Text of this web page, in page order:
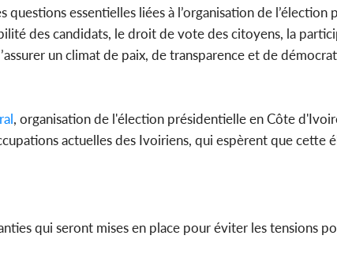
essentielles liées à l’organisation de l’élection
des candidats, le droit de vote des citoyens, la
un climat de paix, de transparence et de
, organisation de l'élection présidentielle en Côte
actuelles des Ivoiriens, qui espèrent que cette
qui seront mises en place pour éviter les tensions